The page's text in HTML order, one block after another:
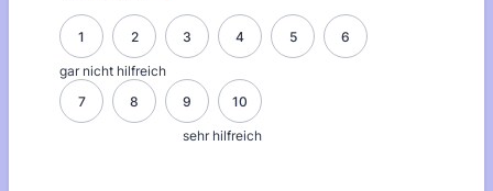
gar nicht hilfreich
1 2 3 4 5 6
7 8 9
sehr hilfreich
10
1 is gar nicht hilfreich, 10 is sehr hilfreich